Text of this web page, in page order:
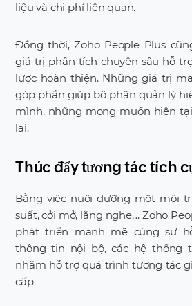
liệu và chi phí liên quan.
Đồng thời, Zoho People Plus
giá trị phân tích chuyên sâu hỗ
lược hoàn thiện. Những giá trị
góp phần giúp bộ phận quản lý
mình, những mong muốn hiện
lai.
Thúc đẩy tương tác tích
Bằng việc nuôi dưỡng một môi
suất, cởi mở, lắng nghe,... Zoho
phát triển mạnh mẽ cùng sự
thông tin nội bộ, các hệ thống
nhằm hỗ trợ quá trình tương tác
cấp.